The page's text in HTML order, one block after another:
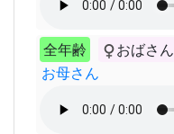
全年齢 おばさん
お母さん